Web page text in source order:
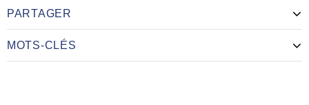
PARTAGER
MOTS-CLÉS